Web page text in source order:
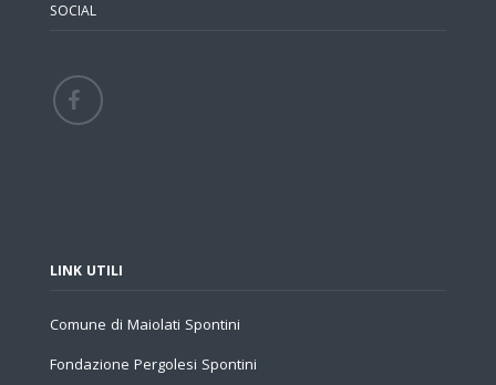
SOCIAL
LINK UTILI
Comune di Maiolati Spontini
Fondazione Pergolesi Spontini